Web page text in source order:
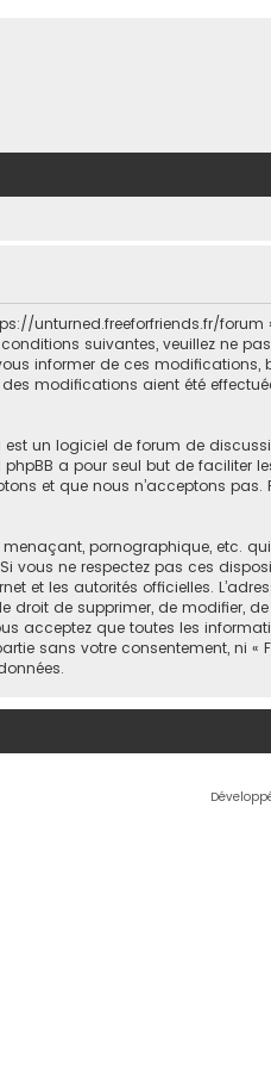
unturned.freeforfriends.fr/
suivantes, veuillez ne
informer de ces
modifications aient été
un logiciel de forum de
a pour seul but de faciliter
et que nous n’acceptons pas.
pornographique, etc.
vous ne respectez pas ces
et les autorités officielles.
droit de supprimer, de modifier,
acceptez que toutes les
sans votre consentement, ni «